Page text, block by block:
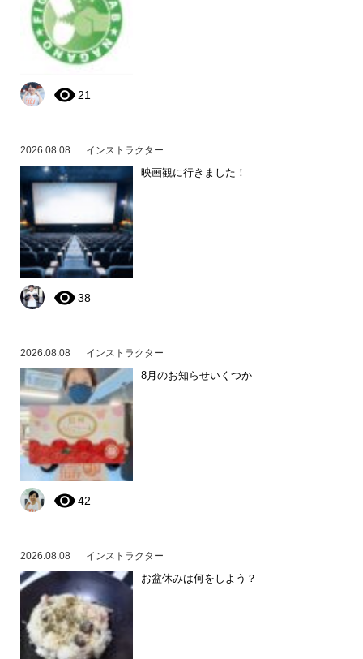
21
2026.08.08 インストラクター
映画観に行きました！
38
2026.08.08 インストラクター
8月のお知らせいくつか
42
2026.08.08 インストラクター
お盆休みは何をしよう？